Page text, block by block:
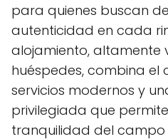
para quienes buscan
autenticidad en cada
alojamiento, altamente
huéspedes, combina
servicios modernos y
privilegiada que
tranquilidad del campo